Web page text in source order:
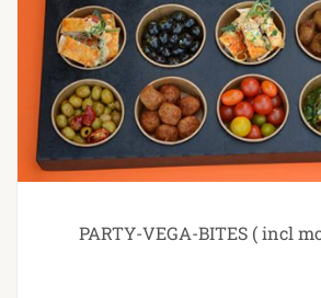
PARTY-VEGA-BITES ( incl